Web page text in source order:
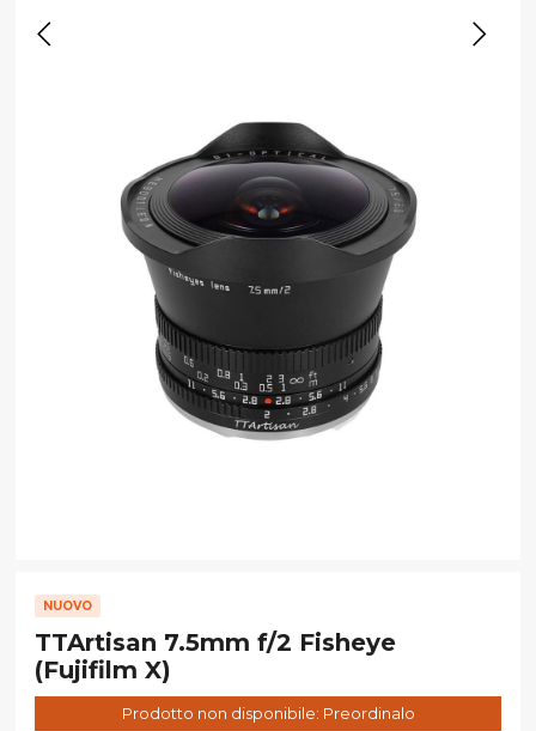
NUOVO
TTArtisan 7.5mm f/2 Fisheye
(Fujifilm X)
Prodotto non disponibile: Preordinalo